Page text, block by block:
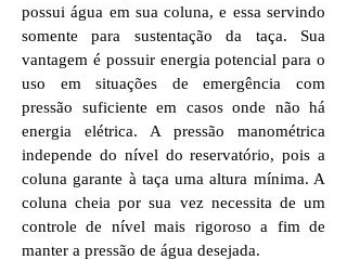
possui água em sua coluna, e essa servindo
somente para sustentação da taça. Sua
vantagem é possuir energia potencial para o
uso em situações de emergência com
pressão suficiente em casos onde não há
energia elétrica. A pressão manométrica
independe do nível do reservatório, pois a
coluna garante à taça uma altura mínima. A
coluna cheia por sua vez necessita de um
controle de nível mais rigoroso a fim de
manter a pressão de água desejada.